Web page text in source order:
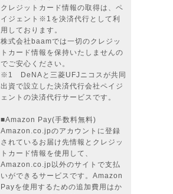
クレジットカード情報の取得は、ペ
イジェント※1を決済代行として利
用しております。
株式会社baamでは一切のクレジッ
トカード情報を保持いたしませんの
でご安心ください。
※1 DeNAと三菱UFJニコスが共同
出資で設立した決済代行会社ペイジ
ェントの決済代行サービスです。
■Amazon Pay(手数料無料)
Amazon.co.jpのアカウントに登録
されているお届け先情報とクレジッ
トカード情報を使用して、
Amazon.co.jp以外のサイトで支払
いができるサービスです。Amazon
Payを使用するための追加費用はか